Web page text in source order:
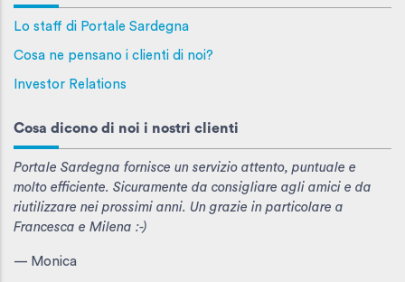
Lo staff di Portale Sardegna
Cosa ne pensano i clienti di noi?
Investor Relations
Cosa dicono di noi i nostri clienti
Portale Sardegna fornisce un servizio attento, puntuale e
molto efficiente. Sicuramente da consigliare agli amici e da
riutilizzare nei prossimi anni. Un grazie in particolare a
Francesca e Milena :-)
— Monica